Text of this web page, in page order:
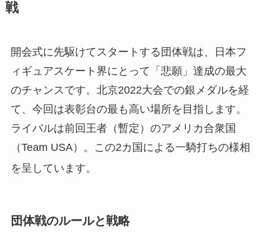
戦
開会式に先駆けてスタートする団体戦は、日本フ
ィギュアスケート界にとって「悲願」達成の最大
のチャンスです。北京2022大会での銀メダルを経
て、今回は表彰台の最も高い場所を目指します。
ライバルは前回王者（暫定）のアメリカ合衆国
（Team USA）。この2カ国による一騎打ちの様相
を呈しています。
団体戦のルールと戦略